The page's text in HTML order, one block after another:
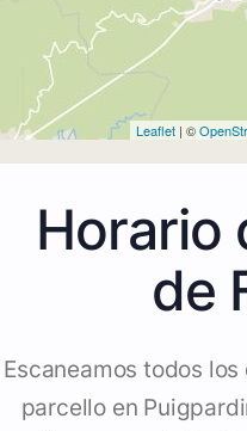
Leaflet | ©
Horario
de
Escaneamos todos
parcello en